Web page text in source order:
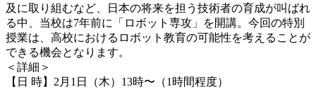
及に取り組むなど、日本の将来を担う技術者の育成が叫ばれ
る中、当校は7年前に「ロボット専攻」を開講。今回の特別
授業は、高校におけるロボット教育の可能性を考えることが
できる機会となります。
＜詳細＞
【日 時】2月1日（木）13時〜（1時間程度）